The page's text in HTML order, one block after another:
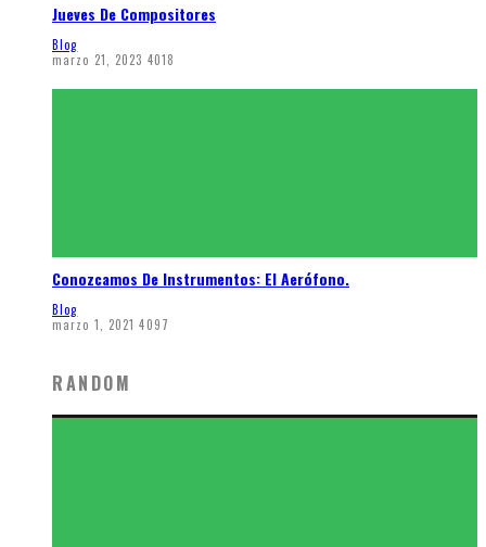
Jueves De Compositores
Blog
marzo 21, 2023 4018
Conozcamos De Instrumentos: El Aerófono.
Blog
marzo 1, 2021 4097
RANDOM